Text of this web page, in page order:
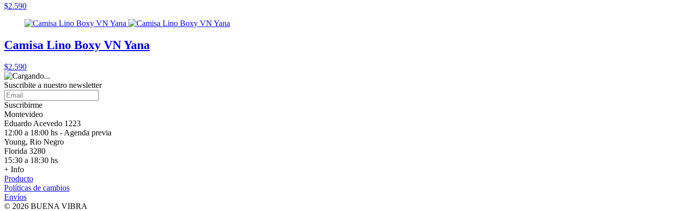
$2.590
Camisa Lino Boxy VN Yana
$2.590
Suscribite a nuestro newsletter
Suscribirme
Montevideo
Eduardo Acevedo 1223
12:00 a 18:00 hs - Agenda previa
Young, Rio Negro
Florida 3280
15:30 a 18:30 hs
+ Info
Producto
Políticas de cambios
Envíos
© 2026 BUENA VIBRA